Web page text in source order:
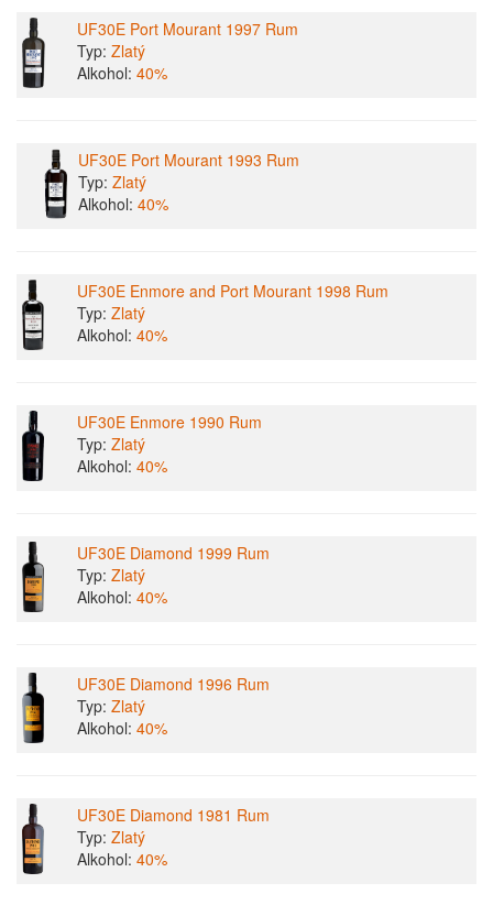
UF30E Port Mourant 1997 Rum
Typ: Zlatý
Alkohol: 40%
UF30E Port Mourant 1993 Rum
Typ: Zlatý
Alkohol: 40%
UF30E Enmore and Port Mourant 1998 Rum
Typ: Zlatý
Alkohol: 40%
UF30E Enmore 1990 Rum
Typ: Zlatý
Alkohol: 40%
UF30E Diamond 1999 Rum
Typ: Zlatý
Alkohol: 40%
UF30E Diamond 1996 Rum
Typ: Zlatý
Alkohol: 40%
UF30E Diamond 1981 Rum
Typ: Zlatý
Alkohol: 40%